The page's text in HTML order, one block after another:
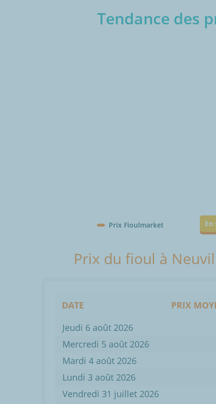
Tendance des
Prix Fioulmarket
Prix du fioul à
DATE PRIX
Jeudi 6 août 2026
Mercredi 5 août 2026
Mardi 4 août 2026
Lundi 3 août 2026
Vendredi 31 juillet 2026